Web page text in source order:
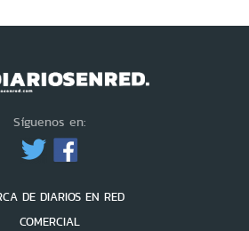
Síguenos en:
DE DIARIOS EN RED
COMERCIAL